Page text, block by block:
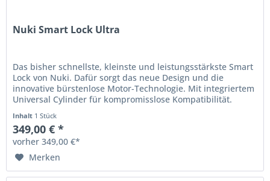
Nuki Smart Lock Ultra
Das bisher schnellste, kleinste und leistungsstärkste Smart
Lock von Nuki. Dafür sorgt das neue Design und die
innovative bürstenlose Motor-Technologie. Mit integriertem
Universal Cylinder für kompromisslose Kompatibilität.
Inhalt 1 Stück
349,00 € *
vorher 349,00 €*
Merken